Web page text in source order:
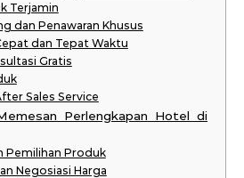
Terjamin
dan Penawaran Khusus
dan Tepat Waktu
Gratis
Sales Service
Perlengkapan Hotel di
Pemilihan Produk
Negosiasi Harga